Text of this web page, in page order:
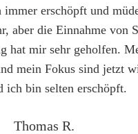
erschöpft und
aber die Einnahme von
hat mir sehr geholfen.
mein Fokus sind jetzt
ich bin selten erschöpft.
Thomas R.